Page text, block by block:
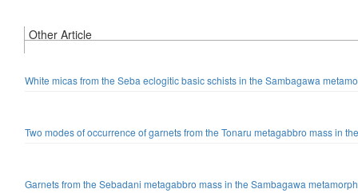
Other Article
White micas from the Seba eclogitic basic schists in the Sambagawa
Two modes of occurrence of garnets from the Tonaru metagabbro mass in
Garnets from the Sebadani metagabbro mass in the Sambagawa